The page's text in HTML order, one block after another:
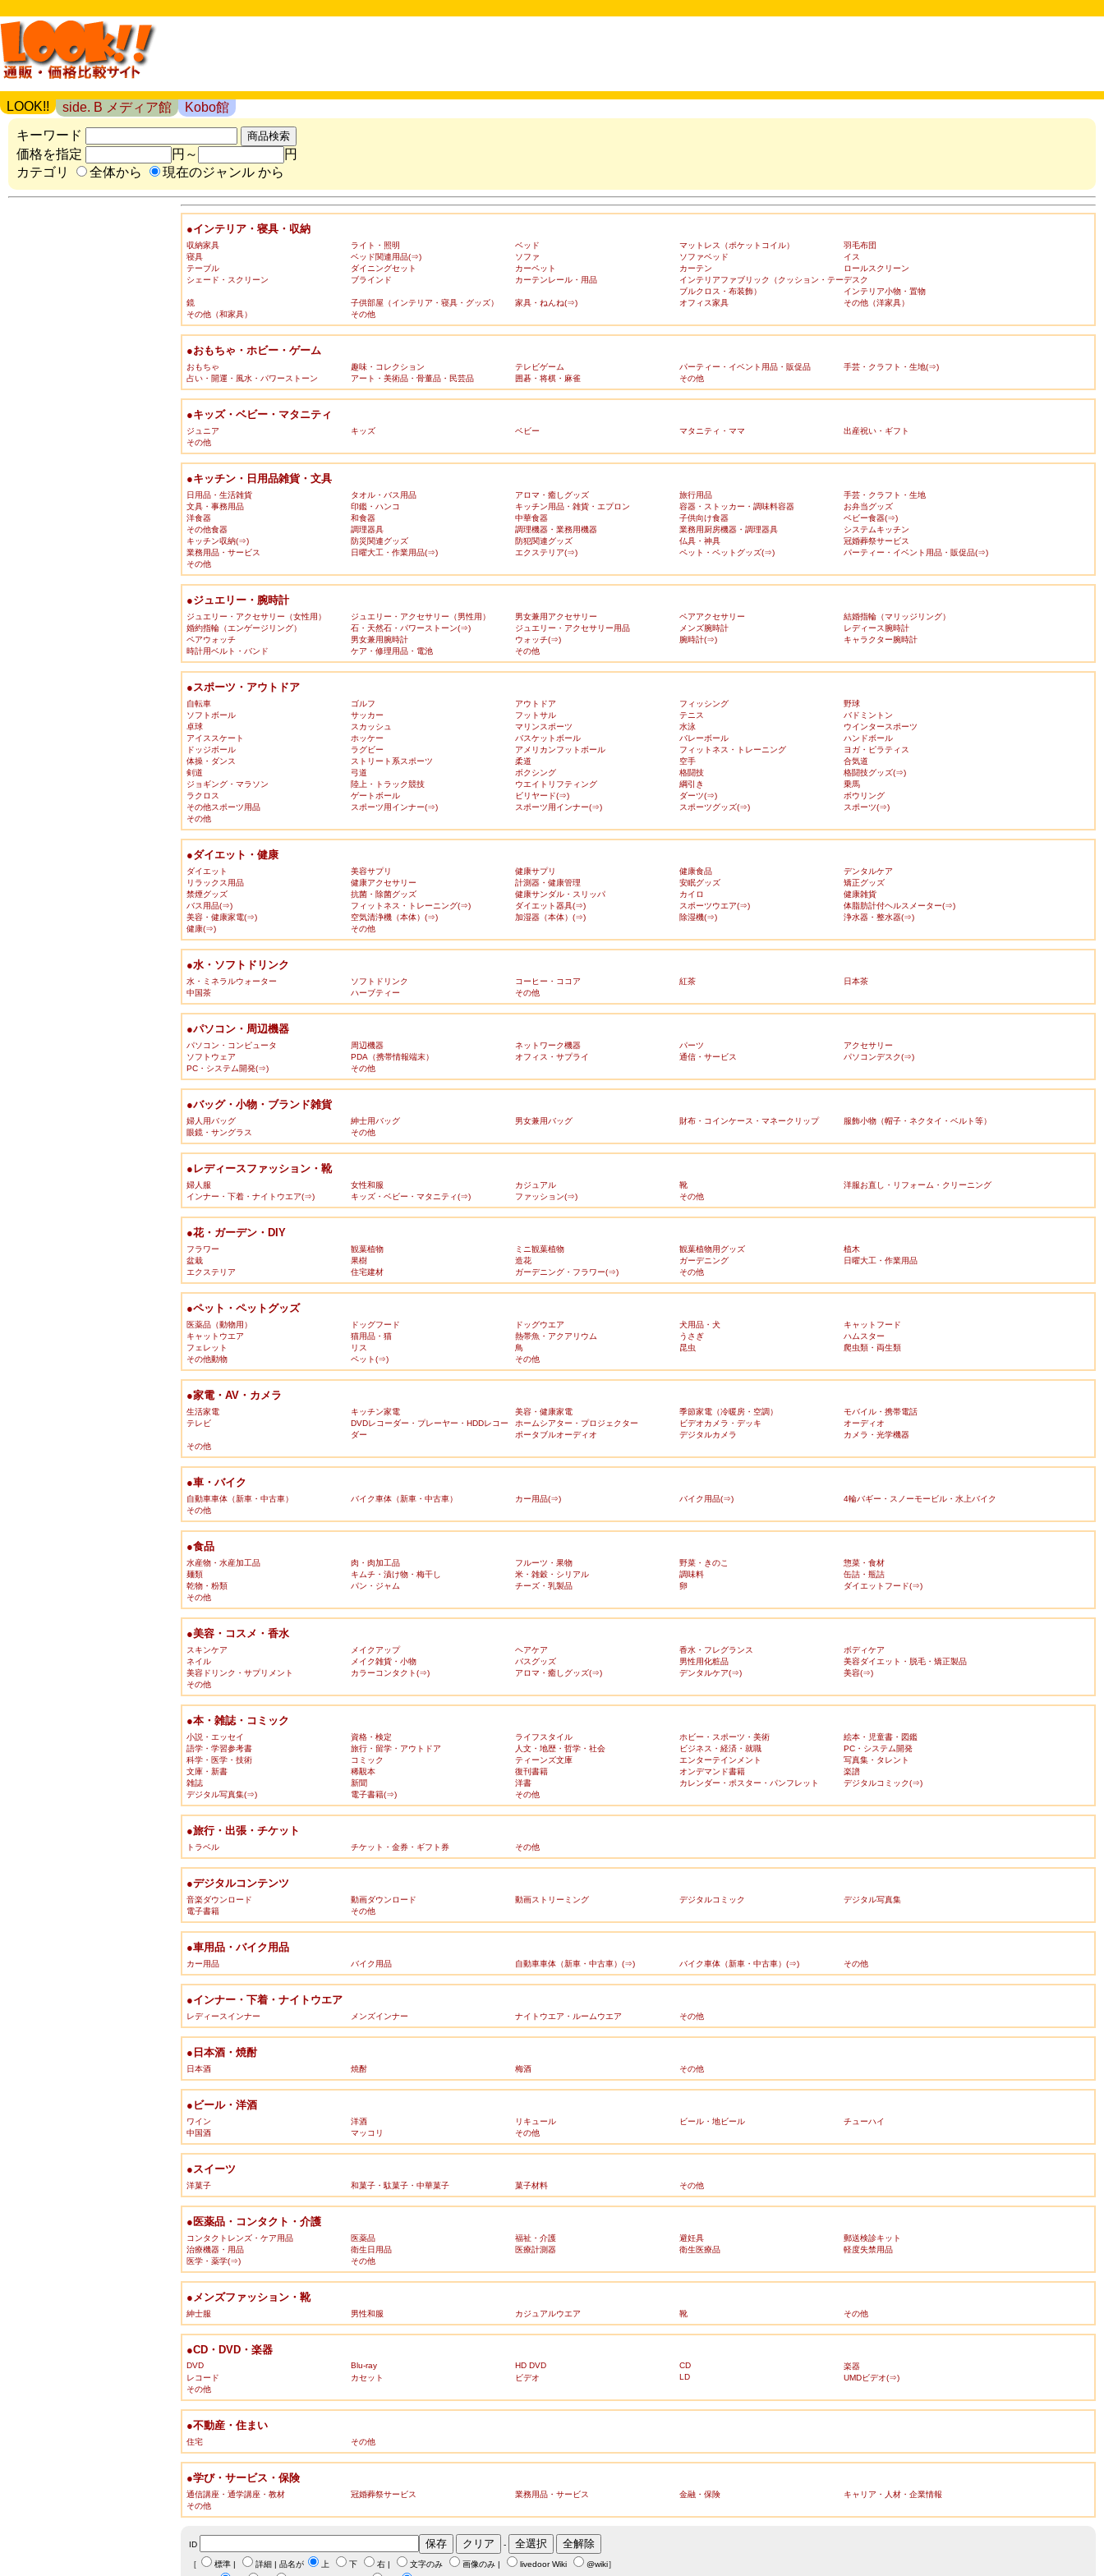
LOOK!! side. B メディア館
Kobo館
キーワード
価格を指定
円～
円
カテゴリ
全体から 現在のジャンル から
●インテリア・寝具・収納
収納家具 ライト・照明 ベッド マットレス（ポケットコイル）
羽毛布団
寝具
ベッド関連用品(⇒) ソファ ソファベッド
イス
テーブル
ダイニングセット カーペット カーテン
ロールスクリーン
シェード・スクリーン
ブラインド カーテンレール・用品
インテリアファブリック（クッション・テー
ブルクロス・布装飾）
デスク
インテリア小物・置物
鏡
子供部屋（インテリア・寝具・グッズ） 家具・ねんね(⇒) オフィス家具
その他（洋家具）
その他（和家具）
その他
●おもちゃ・ホビー・ゲーム
おもちゃ 趣味・コレクション テレビゲーム パーティー・イベント用品・販促品
手芸・クラフト・生地(⇒)
占い・開運・風水・パワーストーン
アート・美術品・骨董品・民芸品 囲碁・将棋・麻雀 その他
●キッズ・ベビー・マタニティ
ジュニア キッズ ベビー マタニティ・ママ
出産祝い・ギフト
その他
●キッチン・日用品雑貨・文具
日用品・生活雑貨 タオル・バス用品 アロマ・癒しグッズ 旅行用品
手芸・クラフト・生地
文具・事務用品
印鑑・ハンコ キッチン用品・雑貨・エプロン 容器・ストッカー・調味料容器
お弁当グッズ
洋食器
和食器 中華食器 子供向け食器
ベビー食器(⇒)
その他食器
調理器具 調理機器・業務用機器 業務用厨房機器・調理器具
システムキッチン
キッチン収納(⇒)
防災関連グッズ 防犯関連グッズ 仏具・神具
冠婚葬祭サービス
業務用品・サービス
日曜大工・作業用品(⇒) エクステリア(⇒) ペット・ペットグッズ(⇒)
パーティー・イベント用品・販促品(⇒)
その他
●ジュエリー・腕時計
ジュエリー・アクセサリー（女性用） ジュエリー・アクセサリー（男性用） 男女兼用アクセサリー ペアアクセサリー
結婚指輪（マリッジリング）
婚約指輪（エンゲージリング）
石・天然石・パワーストーン(⇒) ジュエリー・アクセサリー用品 メンズ腕時計
レディース腕時計
ペアウォッチ
男女兼用腕時計 ウォッチ(⇒) 腕時計(⇒)
キャラクター腕時計
時計用ベルト・バンド
ケア・修理用品・電池 その他
●スポーツ・アウトドア
自転車 ゴルフ アウトドア フィッシング
野球
ソフトボール
サッカー フットサル テニス
バドミントン
卓球
スカッシュ マリンスポーツ 水泳
ウインタースポーツ
アイススケート
ホッケー バスケットボール バレーボール
ハンドボール
ドッジボール
ラグビー アメリカンフットボール フィットネス・トレーニング
ヨガ・ピラティス
体操・ダンス
ストリート系スポーツ 柔道 空手
合気道
剣道
弓道 ボクシング 格闘技
格闘技グッズ(⇒)
ジョギング・マラソン
陸上・トラック競技 ウエイトリフティング 綱引き
乗馬
ラクロス
ゲートボール ビリヤード(⇒) ダーツ(⇒)
ボウリング
その他スポーツ用品
スポーツ用インナー(⇒) スポーツ用インナー(⇒) スポーツグッズ(⇒)
スポーツ(⇒)
その他
●ダイエット・健康
ダイエット 美容サプリ 健康サプリ 健康食品
デンタルケア
リラックス用品
健康アクセサリー 計測器・健康管理 安眠グッズ
矯正グッズ
禁煙グッズ
抗菌・除菌グッズ 健康サンダル・スリッパ カイロ
健康雑貨
バス用品(⇒)
フィットネス・トレーニング(⇒) ダイエット器具(⇒) スポーツウエア(⇒)
体脂肪計付ヘルスメーター(⇒)
美容・健康家電(⇒)
空気清浄機（本体）(⇒) 加湿器（本体）(⇒) 除湿機(⇒)
浄水器・整水器(⇒)
健康(⇒)
その他
●水・ソフトドリンク
水・ミネラルウォーター ソフトドリンク コーヒー・ココア 紅茶
日本茶
中国茶
ハーブティー その他
●パソコン・周辺機器
パソコン・コンピュータ 周辺機器 ネットワーク機器 パーツ
アクセサリー
ソフトウェア
PDA（携帯情報端末） オフィス・サプライ 通信・サービス
パソコンデスク(⇒)
PC・システム開発(⇒)
その他
●バッグ・小物・ブランド雑貨
婦人用バッグ 紳士用バッグ 男女兼用バッグ 財布・コインケース・マネークリップ
服飾小物（帽子・ネクタイ・ベルト等）
眼鏡・サングラス
その他
●レディースファッション・靴
婦人服 女性和服 カジュアル 靴
洋服お直し・リフォーム・クリーニング
インナー・下着・ナイトウエア(⇒)
キッズ・ベビー・マタニティ(⇒) ファッション(⇒) その他
●花・ガーデン・DIY
フラワー 観葉植物 ミニ観葉植物 観葉植物用グッズ
植木
盆栽
果樹 造花 ガーデニング
日曜大工・作業用品
エクステリア
住宅建材 ガーデニング・フラワー(⇒) その他
●ペット・ペットグッズ
医薬品（動物用） ドッグフード ドッグウエア 犬用品・犬
キャットフード
キャットウエア
猫用品・猫 熱帯魚・アクアリウム うさぎ
ハムスター
フェレット
リス 鳥 昆虫
爬虫類・両生類
その他動物
ペット(⇒) その他
●家電・AV・カメラ
生活家電 キッチン家電 美容・健康家電 季節家電（冷暖房・空調）
モバイル・携帯電話
テレビ
DVDレコーダー・プレーヤー・HDDレコー
ダー
ホームシアター・プロジェクター ビデオカメラ・デッキ
オーディオ
ポータブルオーディオ
デジタルカメラ
カメラ・光学機器
その他
●車・バイク
自動車車体（新車・中古車） バイク車体（新車・中古車） カー用品(⇒) バイク用品(⇒)
4輪バギー・スノーモービル・水上バイク
その他
●食品
水産物・水産加工品 肉・肉加工品 フルーツ・果物 野菜・きのこ
惣菜・食材
麺類
キムチ・漬け物・梅干し 米・雑穀・シリアル 調味料
缶詰・瓶詰
乾物・粉類
パン・ジャム チーズ・乳製品 卵
ダイエットフード(⇒)
その他
●美容・コスメ・香水
スキンケア メイクアップ ヘアケア 香水・フレグランス
ボディケア
ネイル
メイク雑貨・小物 バスグッズ 男性用化粧品
美容ダイエット・脱毛・矯正製品
美容ドリンク・サプリメント
カラーコンタクト(⇒) アロマ・癒しグッズ(⇒) デンタルケア(⇒)
美容(⇒)
その他
●本・雑誌・コミック
小説・エッセイ 資格・検定 ライフスタイル ホビー・スポーツ・美術
絵本・児童書・図鑑
語学・学習参考書
旅行・留学・アウトドア 人文・地歴・哲学・社会 ビジネス・経済・就職
PC・システム開発
科学・医学・技術
コミック ティーンズ文庫 エンターテインメント
写真集・タレント
文庫・新書
稀覯本 復刊書籍 オンデマンド書籍
楽譜
雑誌
新聞 洋書 カレンダー・ポスター・パンフレット
デジタルコミック(⇒)
デジタル写真集(⇒)
電子書籍(⇒) その他
●旅行・出張・チケット
トラベル チケット・金券・ギフト券 その他
●デジタルコンテンツ
音楽ダウンロード 動画ダウンロード 動画ストリーミング デジタルコミック
デジタル写真集
電子書籍
その他
●車用品・バイク用品
カー用品 バイク用品 自動車車体（新車・中古車）(⇒) バイク車体（新車・中古車）(⇒) その他
●インナー・下着・ナイトウエア
レディースインナー メンズインナー ナイトウエア・ルームウエア その他
●日本酒・焼酎
日本酒 焼酎 梅酒 その他
●ビール・洋酒
ワイン 洋酒 リキュール ビール・地ビール
チューハイ
中国酒
マッコリ その他
●スイーツ
洋菓子 和菓子・駄菓子・中華菓子 菓子材料 その他
●医薬品・コンタクト・介護
コンタクトレンズ・ケア用品 医薬品 福祉・介護 避妊具
郵送検診キット
治療機器・用品
衛生日用品 医療計測器 衛生医療品
軽度失禁用品
医学・薬学(⇒)
その他
●メンズファッション・靴
紳士服 男性和服 カジュアルウエア 靴 その他
●CD・DVD・楽器
DVD Blu-ray HD DVD CD
楽器
レコード
カセット ビデオ LD
UMDビデオ(⇒)
その他
●不動産・住まい
住宅 その他
●学び・サービス・保険
通信講座・通学講座・教材 冠婚葬祭サービス 業務用品・サービス 金融・保険
キャリア・人材・企業情報
その他
ID -
［ 標準 | 詳細 | 品名が 上 下 右 | 文字のみ 画像のみ | livedoor Wiki @wiki］